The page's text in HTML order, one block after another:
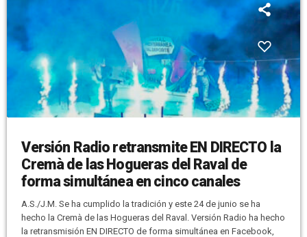
Versión Radio retransmite EN DIRECTO la
Cremà de las Hogueras del Raval de
forma simultánea en cinco canales
A.S./J.M. Se ha cumplido la tradición y este 24 de junio se ha
hecho la Cremà de las Hogueras del Raval. Versión Radio ha hecho
la retransmisión EN DIRECTO de forma simultánea en Facebook,